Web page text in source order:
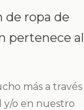
de ropa de
pertenece al
más a través
y/o en nuestro